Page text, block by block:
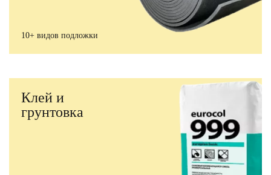
10+ видов подложки
Клей и
грунтовка